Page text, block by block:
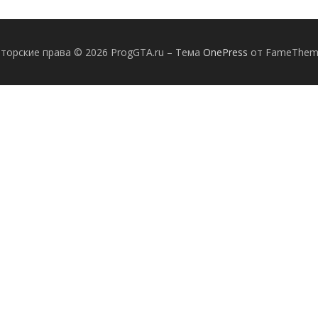
права © 2026 ProgGTA.ru – Тема OnePress от